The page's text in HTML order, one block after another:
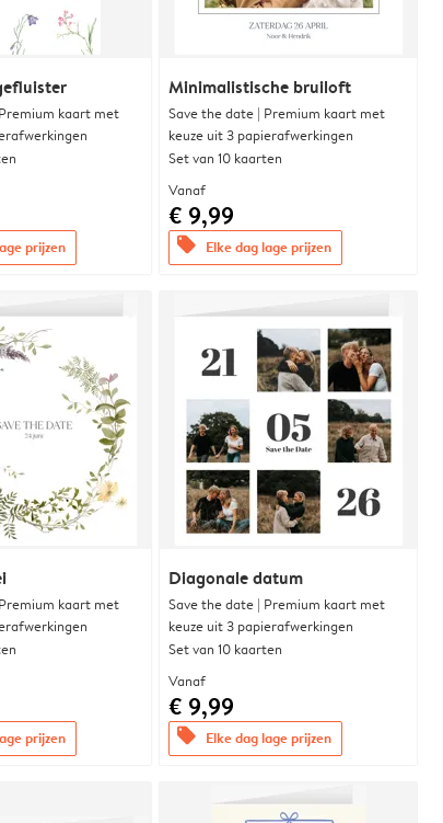
kaart met
prijzen
Minimalistische bruiloft
Save the date | Premium kaart met
keuze uit 3 papierafwerkingen
Set van 10 kaarten
Vanaf
€ 9,99
offers Elke dag lage prijzen
kaart met
prijzen
Diagonale datum
Save the date | Premium kaart met
keuze uit 3 papierafwerkingen
Set van 10 kaarten
Vanaf
€ 9,99
offers Elke dag lage prijzen